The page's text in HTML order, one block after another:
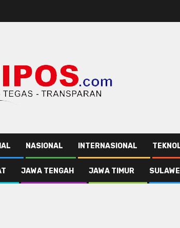
NASIONAL INTERNASIONAL
JAWA TENGAH JAWA TIMUR